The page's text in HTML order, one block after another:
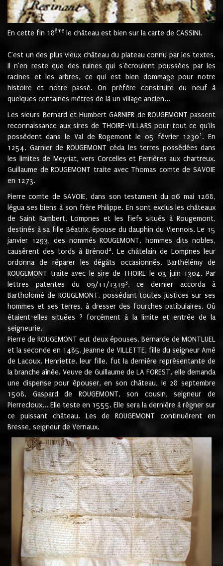
En cette fin 18ème le château est bien sur la carte de CASSINI.
C'est un des plus vieux château du plateau connu par les textes.
Il n'en reste que des ruines qui s'écroulent poussées par les
racines et les arbres, ce qui est bien dommage pour notre
histoire et notre passé. On préfère construire du neuf à
quelques centaines mètres de là un village ancien...
Les sieurs Bernard et Humbert GARNIER de ROUGEMONT passent
reconnaissance aux sires de THOIRE-VILLARS pour tout ce qu'ils
possèdent dans le Val de Rogemont le 05 février 12301 . En
1254, Garnier de ROUGEMONT céda les terres possédées dans
les limites de Meyriat, vers Corcelles et Ferrières aux chartreux.
Guillaume de ROUGEMONT traite avec Thomas comte de SAVOIE
en 1273.
Pierre comte de SAVOIE, dans son testament du 06 mai 1268,
légua ses biens à son frère Philippe. En sont exclus les châteaux
de Saint Rambert, Lompnes et les fiefs situés à Rougemont,
destinés à sa fille Béatrix, épouse du dauphin du Viennois. Le 15
janvier 1293, des nommés ROUGEMONT, hommes dits nobles,
causèrent des tords à Brénod 2. Le châtelain de Lompnes leur
ordonna de réparer les dégâts occasionnés. Barthélémy de
ROUGEMONT traite avec le sire de THOIRE le 03 juin 1304. Par
lettres patentes du 09/11/13193, ce dernier accorda à
Bartholomé de ROUGEMONT, possédant toutes justices sur ses
hommes et ses terres, à dresser des fourches patibulaires. Où
étaient-elles situées ? forcément à la limite et entrée de la
seigneurie.
Pierre de ROUGEMONT eut deux épouses, Bernarde de MONTLUEL
et la seconde en 1485, Jeanne de VILLETTE, fille du seigneur Amé
de Lacoux. Henriette, leur fille, fut la dernière représentante de
la branche aînée. Veuve de Guillaume de LA FOREST, elle demanda
une dispense pour épouser, en son château, le 28 septembre
1508, Gaspard de ROUGEMONT, son cousin, seigneur de
Pierrecloux... Elle teste en 1555. Elle sera la dernière à régner sur
ce puissant château. Les de ROUGEMONT continuèrent en
Bresse, seigneur de Vernaux.